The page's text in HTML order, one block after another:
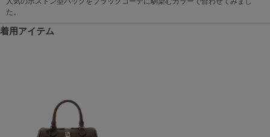
た。
着用アイテム